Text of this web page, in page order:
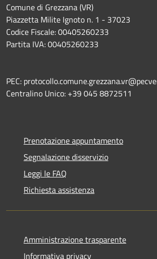
Comune di Grezzana (VR)
Piazzetta Milite Ignoto n. 1 - 37023
Codice Fiscale: 00405260233
Partita IVA: 00405260233
PEC:
Centralino Unico: +39 045 8872511
Prenotazione appuntamento
Segnalazione disservizio
Leggi le FAQ
Richiesta assistenza
Amministrazione trasparente
Informativa privacy